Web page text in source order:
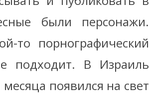
были персонажи.
то порнографический
подходит. В Израиль
появился на свет